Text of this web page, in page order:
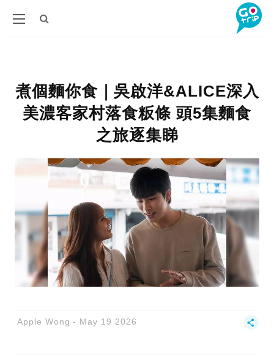
煮個麵你食｜吳啟洋&ALICE深入
美濃客家村落食粄條 頭5集麵食
之旅逐集睇
Apple Wong May 19 2026